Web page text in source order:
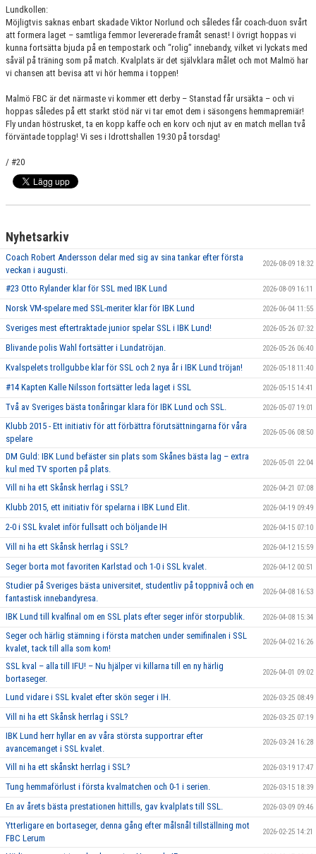
Lundkollen:
Möjligtvis saknas enbart skadade Viktor Norlund och således får coach-duon svårt
att formera laget – samtliga femmor levererade framåt senast! I övrigt hoppas vi
kunna fortsätta bjuda på en tempostark och “rolig” innebandy, vilket vi lyckats med
såväl på träning som på match. Kvalplats är det självklara målet och mot Malmö har
vi chansen att bevisa att vi hör hemma i toppen!
Malmö FBC är det närmaste vi kommer ett derby – Stanstad får ursäkta – och vi
hoppas således på ett starkt stöd när vi tar emot dem i säsongens hemmapremiär!
Fly undan höstrusket, ta en kopp kaffe och en korv och njut av en match mellan två
förväntade topplag! Vi ses i Idrottshallen 19:30 på torsdag!
/ #20
Nyhetsarkiv
Coach Robert Andersson delar med sig av sina tankar efter första
veckan i augusti.
2026-08-09 18:32
#23 Otto Rylander klar för SSL med IBK Lund 2026-08-09 16:11
Norsk VM-spelare med SSL-meriter klar för IBK Lund 2026-06-04 11:55
Sveriges mest eftertraktade junior spelar SSL i IBK Lund! 2026-05-26 07:32
Blivande polis Wahl fortsätter i Lundatröjan. 2026-05-26 06:40
Kvalspelets trollgubbe klar för SSL och 2 nya år i IBK Lund tröjan! 2026-05-18 11:40
#14 Kapten Kalle Nilsson fortsätter leda laget i SSL 2026-05-15 14:41
Två av Sveriges bästa tonåringar klara för IBK Lund och SSL. 2026-05-07 19:01
Klubb 2015 - Ett initiativ för att förbättra förutsättningarna för våra
spelare
2026-05-06 08:50
DM Guld: IBK Lund befäster sin plats som Skånes bästa lag – extra
kul med TV sporten på plats.
2026-05-01 22:04
Vill ni ha ett Skånsk herrlag i SSL? 2026-04-21 07:08
Klubb 2015, ett initiativ för spelarna i IBK Lund Elit. 2026-04-19 09:49
2-0 i SSL kvalet inför fullsatt och böljande IH 2026-04-15 07:10
Vill ni ha ett Skånsk herrlag i SSL? 2026-04-12 15:59
Seger borta mot favoriten Karlstad och 1-0 i SSL kvalet. 2026-04-12 00:51
Studier på Sveriges bästa universitet, studentliv på toppnivå och en
fantastisk innebandyresa.
2026-04-08 16:53
IBK Lund till kvalfinal om en SSL plats efter seger inför storpublik. 2026-04-08 15:34
Seger och härlig stämning i första matchen under semifinalen i SSL
kvalet, tack till alla som kom!
2026-04-02 16:26
SSL kval – alla till IFU! – Nu hjälper vi killarna till en ny härlig
bortaseger.
2026-04-01 09:02
Lund vidare i SSL kvalet efter skön seger i IH. 2026-03-25 08:49
Vill ni ha ett Skånsk herrlag i SSL? 2026-03-25 07:19
IBK Lund herr hyllar en av våra största supportrar efter
avancemanget i SSL kvalet.
2026-03-24 16:28
Vill ni ha ett skånskt herrlag i SSL? 2026-03-19 17:47
Tung hemmaförlust i första kvalmatchen och 0-1 i serien. 2026-03-15 18:39
En av årets bästa prestationen hittills, gav kvalplats till SSL. 2026-03-09 09:46
Ytterligare en bortaseger, denna gång efter målsnål tillställning mot
FBC Lerum
2026-02-25 14:21